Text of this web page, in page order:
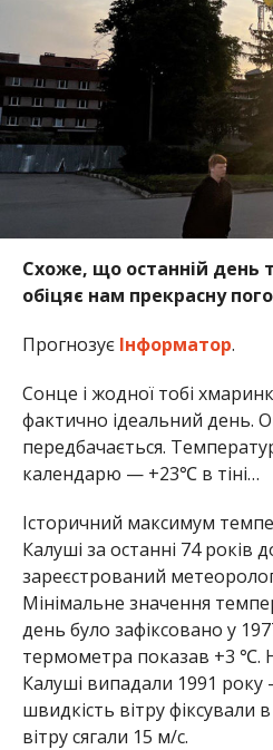
Схоже, що останній день
обіцяє нам прекрасну
Прогнозує Інформатор.
Сонце і жодної тобі
фактично ідеальний день.
передбачається.
календарю — +23℃ в тіні…
Історичний максимум
Калуші за останні 74 років
зареєстрований
Мінімальне значення
день було зафіксовано у
термометра показав +3 ℃.
Калуші випадали 1991
швидкість вітру фіксували
вітру сягали 15 м/с.